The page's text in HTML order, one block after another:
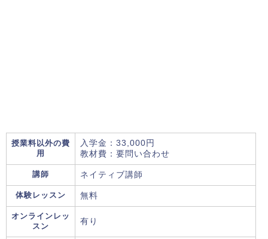
授業料以外の費
用
入学金：33,000円
教材費：要問い合わせ
講師 ネイティブ講師
体験レッスン 無料
オンラインレッ
スン
有り